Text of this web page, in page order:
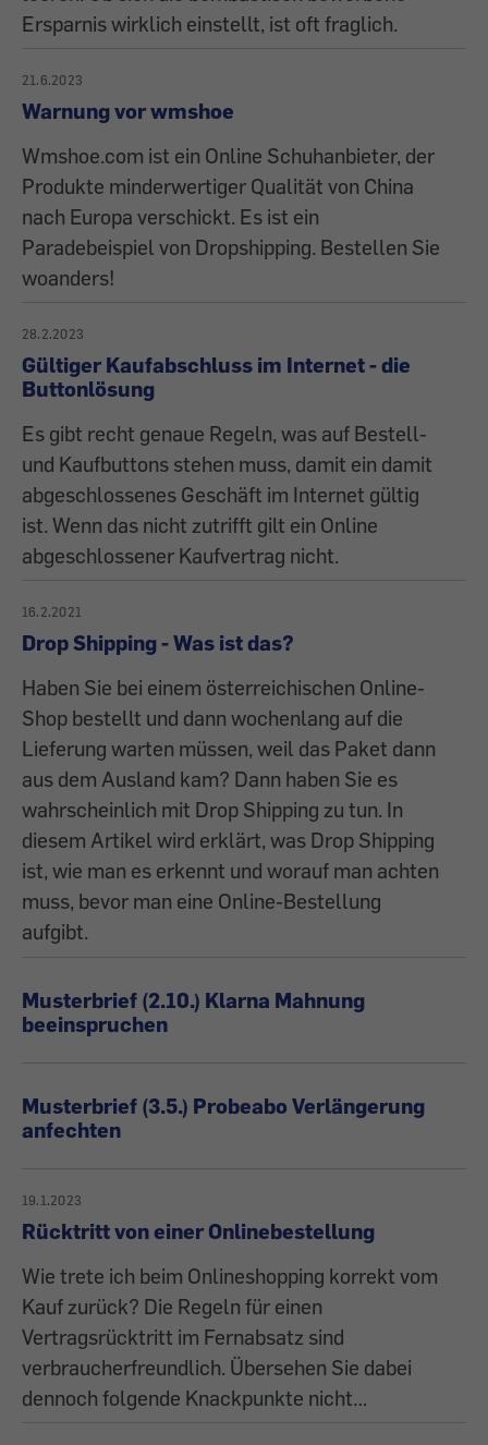
Ersparnis wirklich einstellt, ist oft fraglich.
21.6.2023
Warnung vor wmshoe
Wmshoe.com ist ein Online Schuhanbieter, der
Produkte minderwertiger Qualität von China
nach Europa verschickt. Es ist ein
Paradebeispiel von Dropshipping. Bestellen Sie
woanders!
28.2.2023
Gültiger Kaufabschluss im Internet - die
Buttonlösung
Es gibt recht genaue Regeln, was auf Bestell-
und Kaufbuttons stehen muss, damit ein damit
abgeschlossenes Geschäft im Internet gültig
ist. Wenn das nicht zutrifft gilt ein Online
abgeschlossener Kaufvertrag nicht.
16.2.2021
Drop Shipping - Was ist das?
Haben Sie bei einem österreichischen Online-
Shop bestellt und dann wochenlang auf die
Lieferung warten müssen, weil das Paket dann
aus dem Ausland kam? Dann haben Sie es
wahrscheinlich mit Drop Shipping zu tun. In
diesem Artikel wird erklärt, was Drop Shipping
ist, wie man es erkennt und worauf man achten
muss, bevor man eine Online-Bestellung
aufgibt.
Musterbrief (2.10.) Klarna Mahnung
beeinspruchen
Musterbrief (3.5.) Probeabo Verlängerung
anfechten
19.1.2023
Rücktritt von einer Onlinebestellung
Wie trete ich beim Onlineshopping korrekt vom
Kauf zurück? Die Regeln für einen
Vertragsrücktritt im Fernabsatz sind
verbraucherfreundlich. Übersehen Sie dabei
dennoch folgende Knackpunkte nicht…